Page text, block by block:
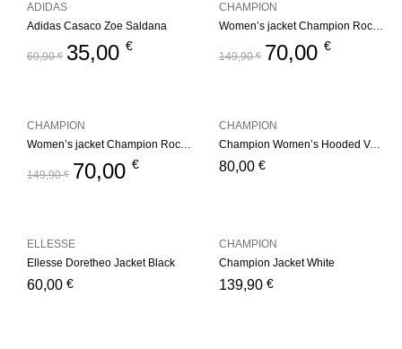
Adidas Casaco Zoe Saldana
69,90€ 35,00 €
ADIDAS
Women’s jacket Champion Rochester Outdoor
149,90€ 70,00 €
CHAMPION
Women’s jacket Champion Rochester Outdoor
149,90€ 70,00 €
CHAMPION
Champion Women’s Hooded Vest – Black
80,00 €
CHAMPION
Ellesse Doretheo Jacket Black
60,00 €
ELLESSE
Champion Jacket White
139,90 €
CHAMPION